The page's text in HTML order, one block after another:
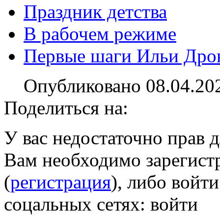
Праздник детства
В рабочем режиме
Первые шаги Ильи
Опубликовано
Поделиться на:
У вас недостаточно прав
Вам необходимо
(регистрация), либо
соцальных сетях: войти